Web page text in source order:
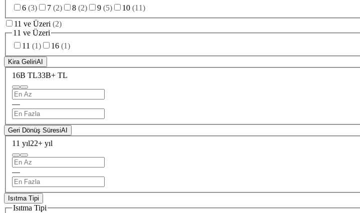
6 (3) 7 (2) 8 (2) 9 (5) 10 (11)
11 ve Üzeri (2)
11 ve Üzeri
11 (1) 16 (1)
Kira GeliriAI
16B TL33B+ TL
—
Geri Dönüş SüresiAI
11 yıl22+ yıl
—
Isıtma Tipi
Isıtma Tipi